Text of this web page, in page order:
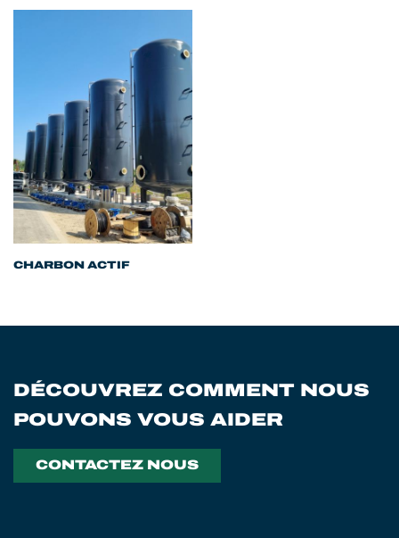
CHARBON ACTIF
DÉCOUVREZ COMMENT NOUS
POUVONS VOUS AIDER
CONTACTEZ NOUS